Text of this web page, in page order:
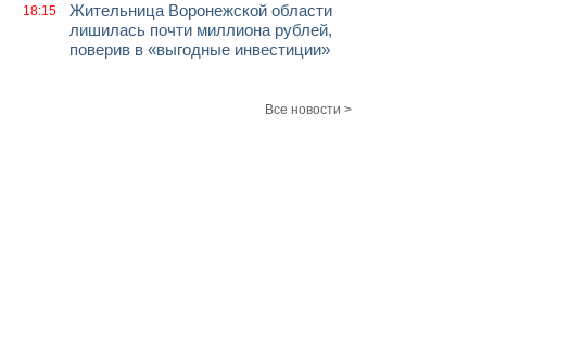
18:15
Жительница Воронежской области
лишилась почти миллиона рублей,
поверив в «выгодные инвестиции»
Все новости >